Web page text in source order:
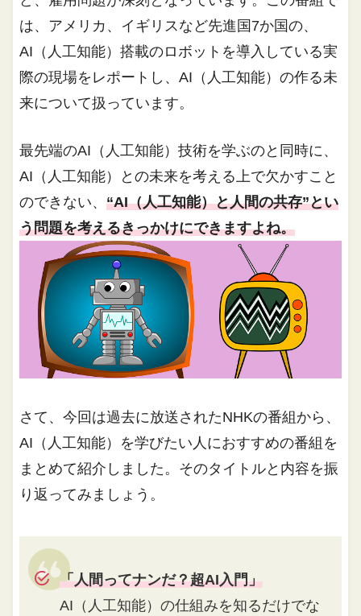
は、アメリカ、イギリスなど先進国7か国の、
AI（人工知能）搭載のロボットを導入している実
際の現場をレポートし、AI（人工知能）の作る未
来について扱っています。
最先端のAI（人工知能）技術を学ぶのと同時に、
AI（人工知能）との未来を考える上で欠かすこと
のできない、“AI（人工知能）と人間の共存”とい
う問題を考えるきっかけにできますよね。
さて、今回は過去に放送されたNHKの番組から、
AI（人工知能）を学びたい人におすすめの番組を
まとめて紹介しました。そのタイトルと内容を振
り返ってみましょう。
「人間ってナンだ？超AI入門」
AI（人工知能）の仕組みを知るだけでな